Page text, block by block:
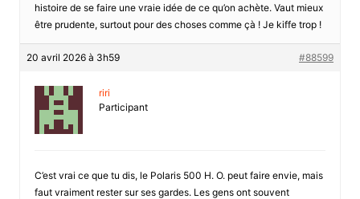
histoire de se faire une vraie idée de ce qu’on achète. Vaut mieux
être prudente, surtout pour des choses comme çà ! Je kiffe trop !
20 avril 2026 à 3h59 #88599
riri
Participant
C’est vrai ce que tu dis, le Polaris 500 H. O. peut faire envie, mais
faut vraiment rester sur ses gardes. Les gens ont souvent